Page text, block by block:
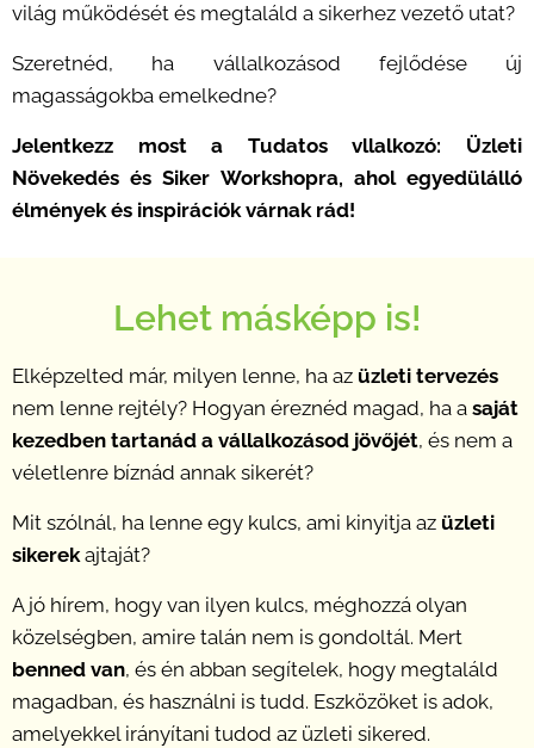
világ működését és megtaláld a sikerhez vezető utat?
Szeretnéd, ha vállalkozásod fejlődése új
magasságokba emelkedne?
Jelentkezz most a Tudatos vllalkozó: Üzleti
Növekedés és Siker Workshopra, ahol egyedülálló
élmények és inspirációk várnak rád!
Lehet másképp is!
Elképzelted már, milyen lenne, ha az üzleti tervezés
nem lenne rejtély? Hogyan éreznéd magad, ha a saját
kezedben tartanád a vállalkozásod jövőjét, és nem a
véletlenre bíznád annak sikerét?
Mit szólnál, ha lenne egy kulcs, ami kinyitja az üzleti
sikerekajtaját?
A jó hírem, hogy van ilyen kulcs, méghozzá olyan
közelségben, amire talán nem is gondoltál. Mert
benned van, és én abban segítelek, hogy megtaláld
magadban, és használni is tudd. Eszközöket is adok,
amelyekkel irányítani tudod az üzleti sikered.